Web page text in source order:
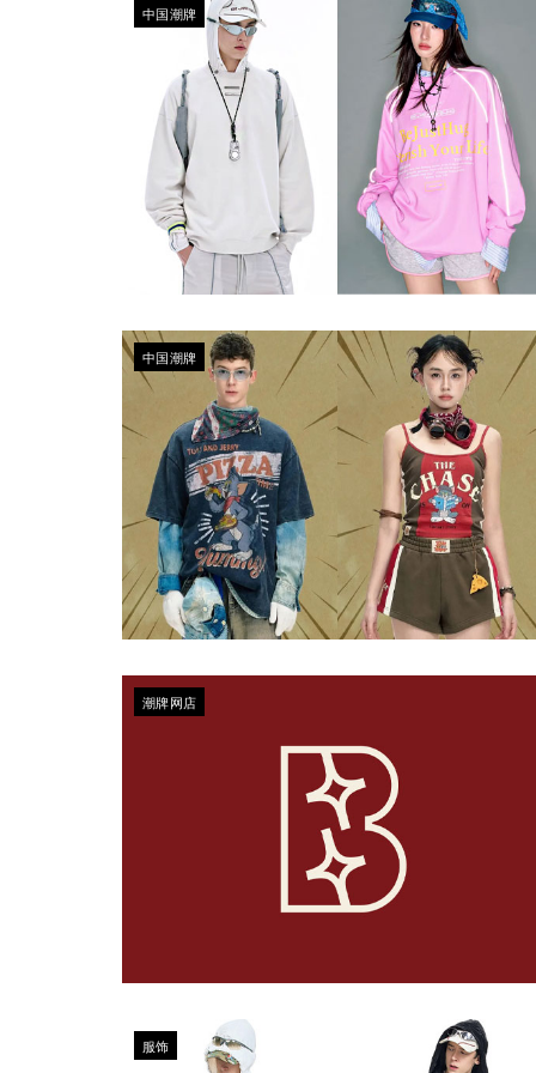
中国潮牌
中国潮牌
潮牌网店
服饰